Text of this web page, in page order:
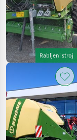
Rabljeni stroj